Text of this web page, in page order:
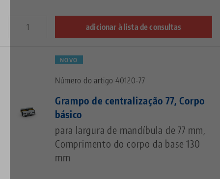
adicionar à lista de consultas
NOVO
Número do artigo 40120-77
Grampo de centralização 77, Corpo
básico
para largura de mandíbula de 77 mm,
Comprimento do corpo da base 130
mm